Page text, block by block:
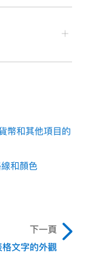
下選取範圍。
容，則合併後
。
有內容會被保
字、貨幣或日
幣和其他項目的
和顏色
下一頁
格文字的外觀